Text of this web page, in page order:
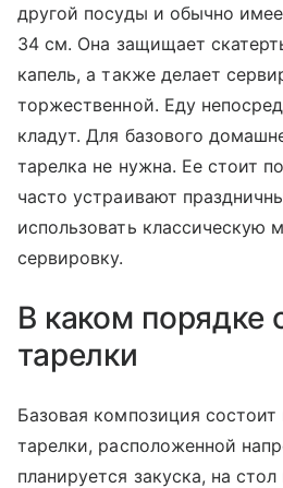
другой посуды и обычно
34 см. Она защищает
капель, а также делает
торжественной. Еду
кладут. Для базового
тарелка не нужна. Ее стоит
часто устраивают
использовать классическую
сервировку.
В каком порядке
тарелки
Базовая композиция
тарелки, расположенной
планируется закуска, на